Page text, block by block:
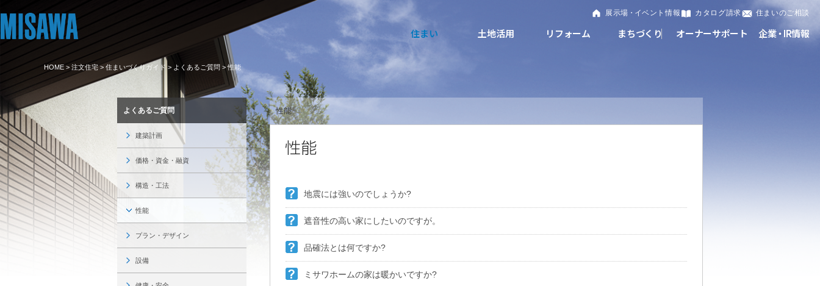
住まい
住まい
建てる [注文住宅]
商品ラインアップ
デザイン
テクノロジー（住まいの性能）
建築事例・建築実例
デザイナーズギャラリー
インテリア
買う
スムストック検索
分譲マンション検索
売る [MISAWA RELAY]
土地活用
土地活用
個人のお客さま
賃貸住宅
賃貸併用住宅
店舗・各種施設
土地活用モデルルーム見学
土地活用実例
法人のお客さま
医療・介護・子育て・障がい福祉施設
リフォーム
リフォーム
戸建て・マンション
ミサワリフォームとは
リフォームの流れ
リフォームメニュー
リフォーム事例
事業用
リフォーム営業所
まちづくり
まちづくり
複合開発・投資開発
複合開発事業（ASMACI-アスマチ-）
再開発・官民連携事業
分譲マンション開発事業
収益不動産・投資開発事業
建築再生事業
事業用売買
オーナーサポート
オーナーサポート
サポートメニュー
住まいるりんぐ（ロングサポート）
保証制度
アフターメンテナンス
ミサワリフォーム
ご相談窓口
企業・IR情報
企業・IR情報
企業・IR
ニュース
MISAWAについて
ミサワホームグループ
IR情報
SDGs
環境活動
採用情報
障がい者採用
ウエルネス事業
展示場・ イベント情報 カタログ請求 住まいのご相談
HOME > 注文住宅> 住まいづくりガイド > よくあるご質問 > 性能
よくあるご質問
建築計画
価格・資金・融資
構造・工法
性能
プラン・デザイン
設備
性能
地震には強いのでしょうか?
遮音性の高い家にしたいのですが。
品確法とは何ですか?
ミサワホームの家は暖かいですか?